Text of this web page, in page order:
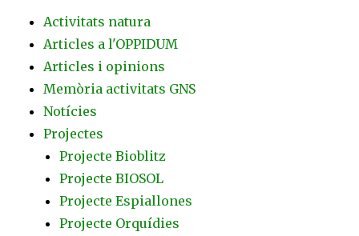
Activitats natura
Articles a l'OPPIDUM
Articles i opinions
Memòria activitats GNS
Notícies
Projectes
Projecte Bioblitz
Projecte BIOSOL
Projecte Espiallones
Projecte Orquídies